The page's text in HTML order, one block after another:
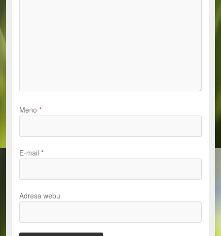
Meno *
E-mail *
Adresa webu